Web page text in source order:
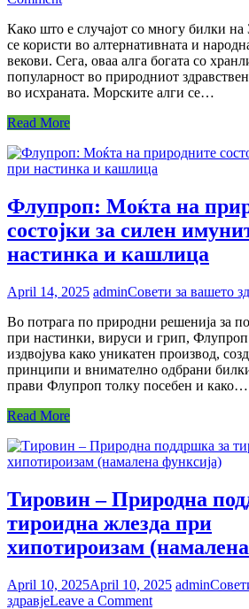
алга:
Моќна
поддршка
за
тироидната
Како што е случајот со многу билки на
се користи во алтернативната и
векови. Сега, оваа алга богата со
популарност во природниот
во исхраната. Морските алги се…
Read More
Флупроп: Моќта на
состојки за силен
настинка и кашлица
April 14, 2025 adminСовети за вашето
Во потрага по природни решенија за
при настинки, вируси и грип,
издвојува како уникатен производ,
принципи и внимателно одбрани
прави Флупроп толку посебен и како…
Read More
Тировин – Природна
тироидна жлезда при
хипотироизам
April 10, 2025April 10, 2025 admin
здравјеLeave a Commenton